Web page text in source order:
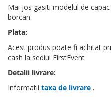
Mai jos gasiti modelul de
borcan.
Plata:
Acest produs poate fi achitat
cash la sediul FirstEvent
Detalii livrare:
Informatii taxa de livrare .